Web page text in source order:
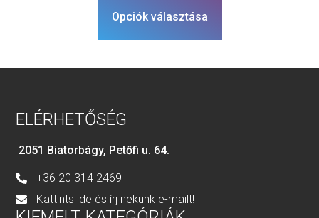
Opciók választása
ELÉRHETŐSÉG
2051 Biatorbágy, Petőfi u. 64.
+36 20 314 2469
Kattints ide és írj nekünk e-mailt!